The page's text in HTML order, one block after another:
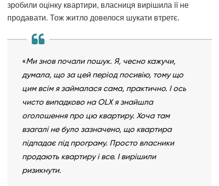
зробили оцінку квартири, власниця вирішила її не
продавати. Тож житло довелося шукати втретє.
«Ми знов почали пошук. Я, чесно кажучи,
думала, що за цей період посивію, тому що
цим всім я займалася сама, практично. І ось
чисто випадково на OLX я знайшла
оголошення про цю квартиру. Хоча там
взагалі не було зазначено, що квартира
підпадає під програму. Просто власники
продають квартиру і все. І вирішили
ризикнути.